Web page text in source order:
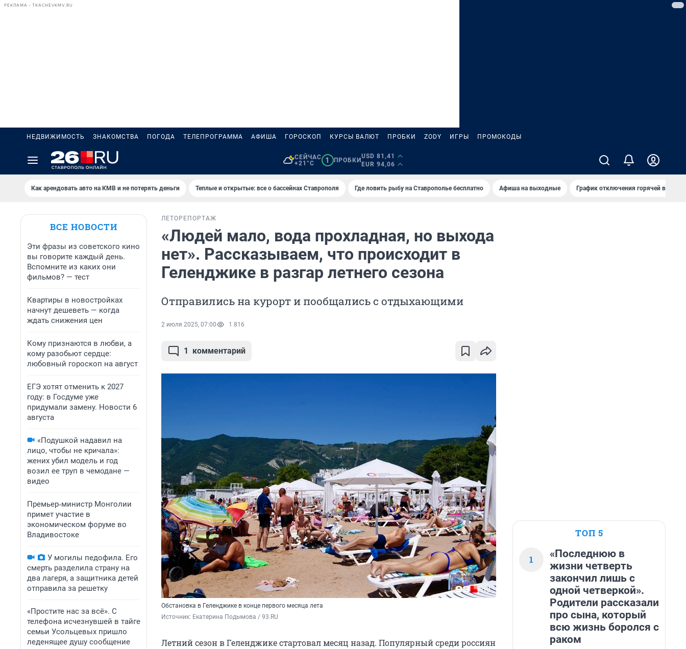
РЕКЛАМА • TKACHEVKMV.RU
НЕДВИЖИМОСТЬ ЗНАКОМСТВА ПОГОДА ТЕЛЕПРОГРАММА АФИША ГОРОСКОП КУРСЫ ВАЛЮТ ПРОБКИ ZODY ИГРЫ ПРОМОКОДЫ
СЕЙЧАС
+21°C
1 ПРОБКИ
USD 81,41
EUR 94,06
Как арендовать авто на КМВ и не потерять деньги Теплые и открытые: все о бассейнах Ставрополя Где ловить рыбу на Ставрополье бесплатно Афиша на выходные График отключения горячей воды в
ВСЕ НОВОСТИ
Эти фразы из советского кино
вы говорите каждый день.
Вспомните из каких они
фильмов? — тест
Квартиры в новостройках
начнут дешеветь — когда
ждать снижения цен
Кому признаются в любви, а
кому разобьют сердце:
любовный гороскоп на август
ЕГЭ хотят отменить к 2027
году: в Госдуме уже
придумали замену. Новости 6
августа
«Подушкой надавил на
лицо, чтобы не кричала»:
жених убил модель и год
возил ее труп в чемодане —
видео
Премьер‑министр Монголии
примет участие в
экономическом форуме во
Владивостоке
У могилы педофила. Его
смерть разделила страну на
два лагеря, а защитника детей
отправила за решетку
«Простите нас за всё». С
телефона исчезнувшей в тайге
семьи Усольцевых пришло
леденящее душу сообщение
ЛЕТО РЕПОРТАЖ
«Людей мало, вода прохладная, но выхода
нет». Рассказываем, что происходит в
Геленджике в разгар летнего сезона
Отправились на курорт и пообщались с отдыхающими
2 июля 2025, 07:00 1 816
1 комментарий
Обстановка в Геленджике в конце первого месяца лета
Источник: Екатерина Подымова / 93.RU
Летний сезон в Геленджике стартовал месяц назад. Популярный среди россиян
ТОП 5
1
«Последнюю в
жизни четверть
закончил лишь с
одной четверкой».
Родители рассказали
про сына, который
всю жизнь боролся с
раком